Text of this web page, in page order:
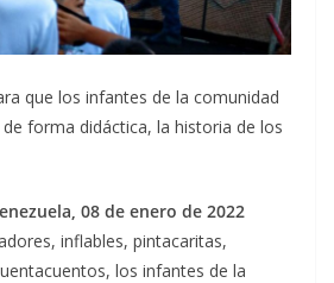
que los infantes de la comunidad
forma didáctica, la historia de los
08 de enero de 2022
inflables, pintacaritas,
los infantes de la